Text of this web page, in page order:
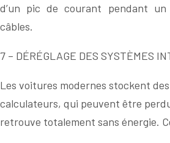
d’un pic de courant pendant un
câbles.
7 – DÉRÉGLAGE DES SYSTÈMES
Les voitures modernes stockent
calculateurs, qui peuvent être
retrouve totalement sans énergie.